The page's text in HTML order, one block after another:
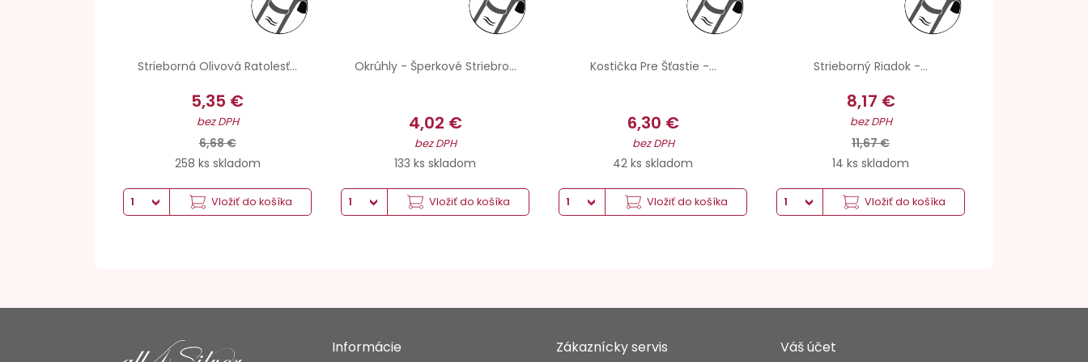
Strieborná Olivová Ratolesť...
5,35 €
bez DPH
6,68 €
258 ks skladom
Vložiť do košíka
Okrúhly - Šperkové Striebro...
4,02 €
bez DPH
133 ks skladom
Vložiť do košíka
Kostička Pre Šťastie -...
6,30 €
bez DPH
42 ks skladom
Vložiť do košíka
Strieborný Riadok -...
8,17 €
bez DPH
11,67 €
14 ks skladom
Vložiť do košíka
Informácie Zákaznícky servis Váš účet